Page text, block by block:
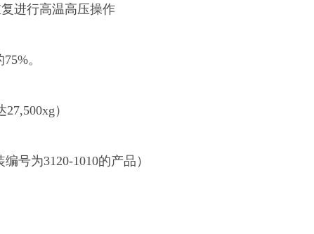
进行高温高压操作
。
）
号为3120-1010的产品）